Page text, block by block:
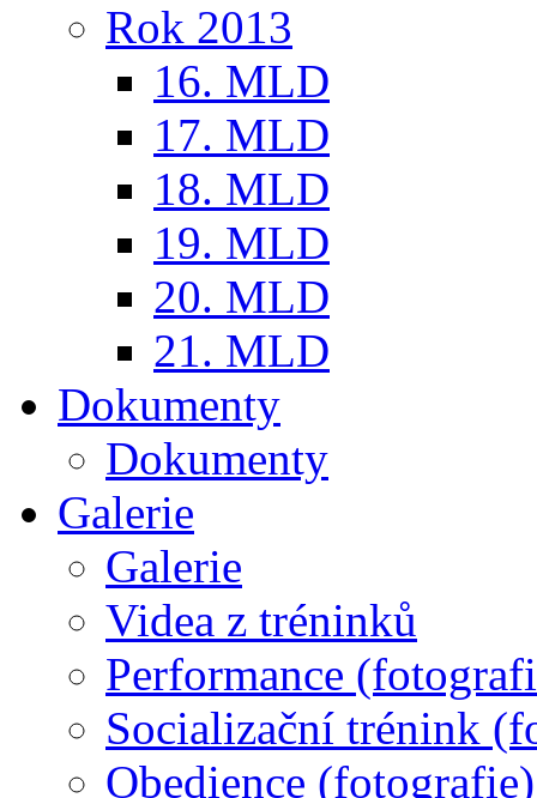
Rok 2013
16. MLD
17. MLD
18. MLD
19. MLD
20. MLD
21. MLD
Dokumenty
Dokumenty
Galerie
Galerie
Videa z tréninků
Performance
Socializační trénink
Obedience (fotografie)